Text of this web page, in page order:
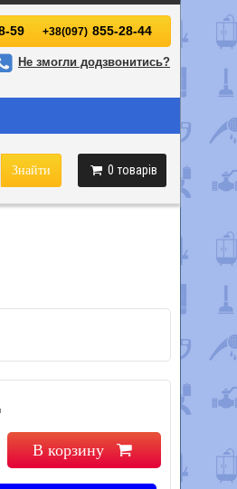
59 +38(097) 855-28-44
Не змогли додзвонитись?
0 товарів
Знайти
В корзину